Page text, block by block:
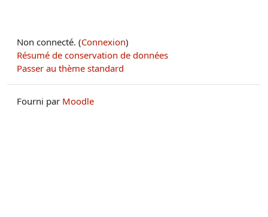
Non connecté. (Connexion)
Résumé de conservation de données
Passer au thème standard
Fourni par Moodle